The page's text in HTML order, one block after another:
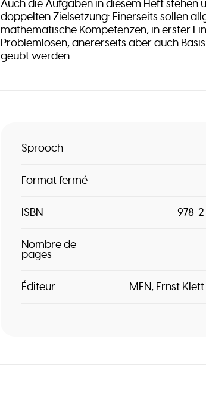
Auch die Aufgaben in diesem Heft stehen
doppelten Zielsetzung: Einerseits sollen
mathematische Kompetenzen, in erster
Problemlösen, anererseits aber auch
geübt werden.
Sprooch
Format fermé
ISBN 978-
Nombre de
pages
Éditeur MEN Ernst